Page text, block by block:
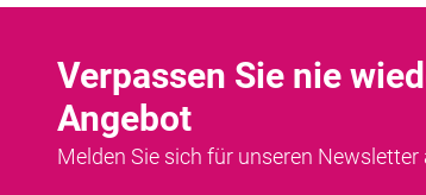
Verpassen Sie nie
Angebot
Melden Sie sich für unseren Newsletter